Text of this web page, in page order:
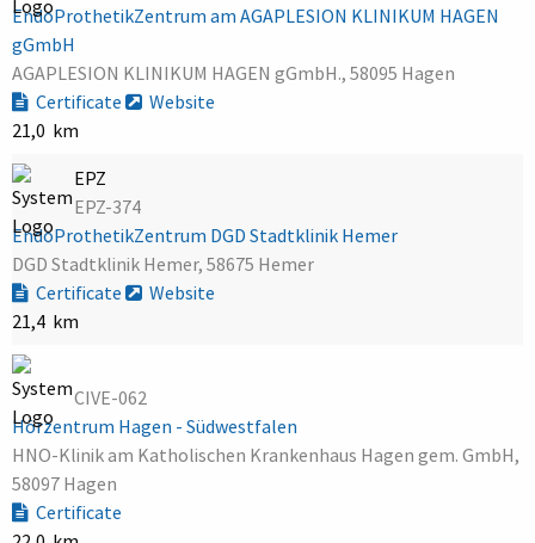
EndoProthetikZentrum am AGAPLESION KLINIKUM HAGEN
gGmbH
AGAPLESION KLINIKUM HAGEN gGmbH., 58095 Hagen
Certificate
Website
21,0 km
EPZ
EPZ-374
EndoProthetikZentrum DGD Stadtklinik Hemer
DGD Stadtklinik Hemer, 58675 Hemer
Certificate
Website
21,4 km
CIVE-062
Hörzentrum Hagen - Südwestfalen
HNO-Klinik am Katholischen Krankenhaus Hagen gem. GmbH,
58097 Hagen
Certificate